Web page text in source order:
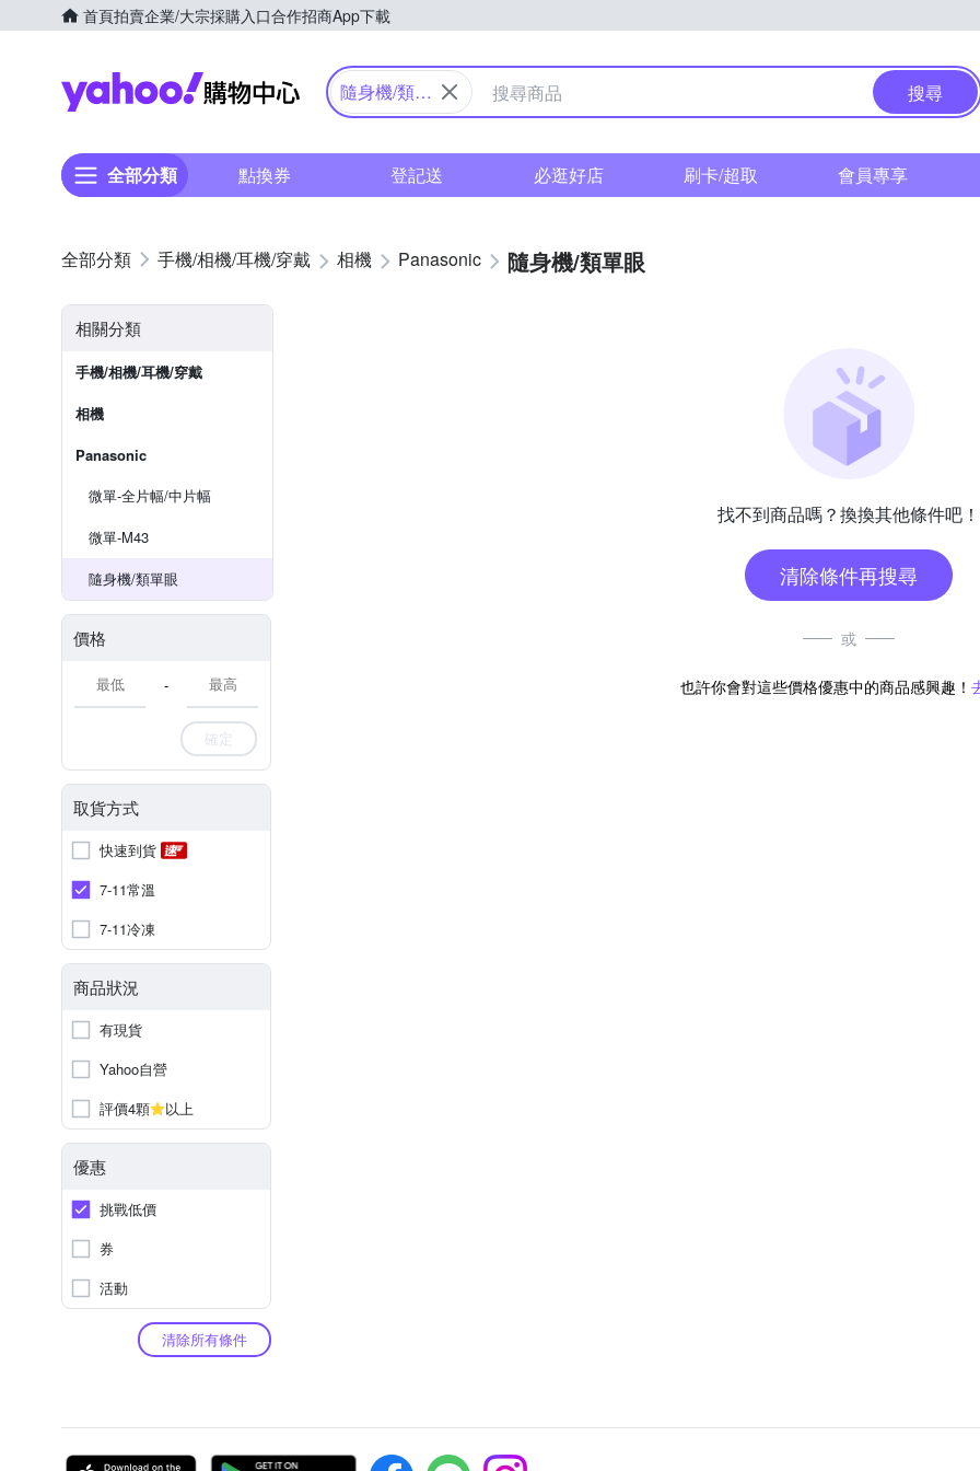
首頁拍賣企業/大宗採購入口合作招商App下載
Yahoo購物中心
隨身機/類單
搜尋
全部分類 點換券 登記送 必逛好店 刷卡/超取 會員專享
手機/相機/耳機/穿戴 相機 Panasonic 隨身機/類單眼
相關分類
手機/相機/耳機/穿戴
相機
Panasonic
微單-全片幅/中片幅
微單-M43
隨身機/類單眼
價格
-
確定
取貨方式
快速到貨
7-11常溫
7-11冷凍
商品狀況
有現貨
Yahoo自營
評價4顆
以上
優惠
挑戰低價
券
活動
清除所有條件
找不到商品嗎？換換其他條件吧！
清除條件再搜尋
或
也許你會對這些價格優惠中的商品感興趣！